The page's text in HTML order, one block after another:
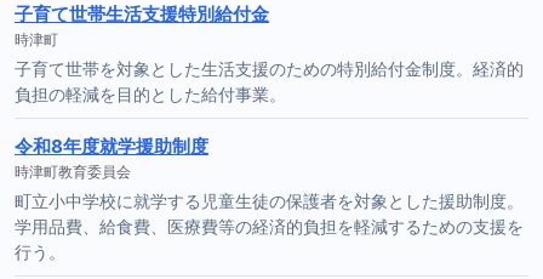
子育て世帯生活支援特別給付金
時津町
子育て世帯を対象とした生活支援のための特別給付金制度。経済的
負担の軽減を目的とした給付事業。
令和8年度就学援助制度
時津町教育委員会
町立小中学校に就学する児童生徒の保護者を対象とした援助制度。
学用品費、給食費、医療費等の経済的負担を軽減するための支援を
行う。